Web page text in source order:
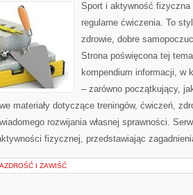
Sport i aktywność
regularne ćwiczenia. To
zdrowie, dobre
Strona poświęcona tej
kompendium informacji, w
– zarówno początkujący,
materiały dotyczące treningów, ćwiczeń,
rozwijania własnej sprawności.
fizycznej, przedstawiając
I ZAWIŚĆ